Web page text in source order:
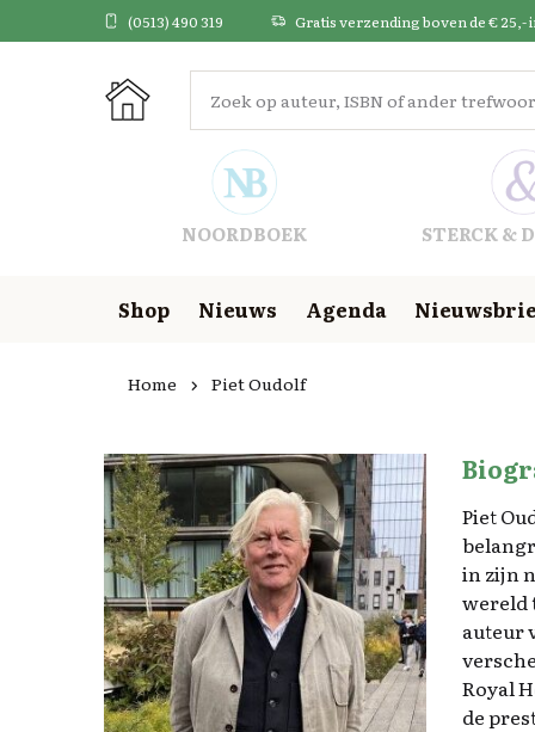
(0513) 490 319 Gratis verzending boven de € 25,-
NOORDBOEK STERCK &
Shop Nieuws Agenda
Home Piet Oudolf
Piet
in zijn
wereld
auteur
Royal
de